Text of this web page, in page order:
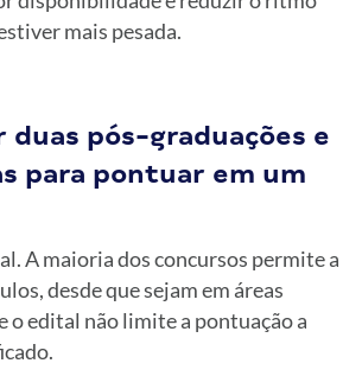
mais pesada.
duas pós-graduações e
para pontuar em um
A maioria dos concursos permite a
desde que sejam em áreas
o edital não limite a pontuação a